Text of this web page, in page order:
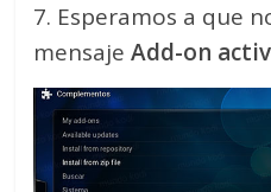
7. Esperamos a que
mensaje Add-on